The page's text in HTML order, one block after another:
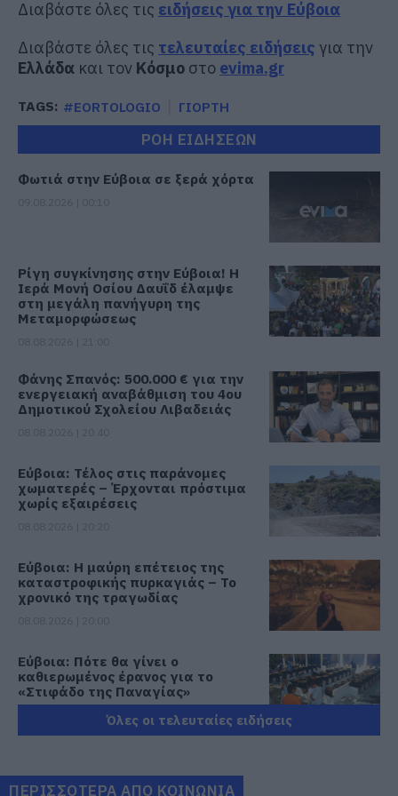
Διαβάστε όλες τις ειδήσεις για την Εύβοια
Διαβάστε όλες τις τελευταίες ειδήσεις για την
Ελλάδα και τον Κόσμο στο evima.gr
TAGS: #EORTOLOGIO ΓΙΟΡΤΗ
ΡΟΗ ΕΙΔΗΣΕΩΝ
Φωτιά στην Εύβοια σε ξερά χόρτα
Ρίγη συγκίνησης στην Εύβοια! Η
Ιερά Μονή Οσίου Δαυΐδ έλαμψε
στη μεγάλη πανήγυρη της
Μεταμορφώσεως
Φάνης Σπανός: 500.000 € για την
ενεργειακή αναβάθμιση του 4ου
Δημοτικού Σχολείου Λιβαδειάς
Εύβοια: Τέλος στις παράνομες
χωματερές – Έρχονται πρόστιμα
χωρίς εξαιρέσεις
Εύβοια: Η μαύρη επέτειος της
καταστροφικής πυρκαγιάς – Το
χρονικό της τραγωδίας
Εύβοια: Πότε θα γίνει ο
καθιερωμένος έρανος για το
«Στιφάδο της Παναγίας»
08.08.2026 | 19:40
στη Θεσσαλονίκη
Όλες οι τελευταίες ειδήσεις
ΠΕΡΙΣΣΟΤΕΡΑ ΑΠΟ ΚΟΙΝΩΝΙΑ